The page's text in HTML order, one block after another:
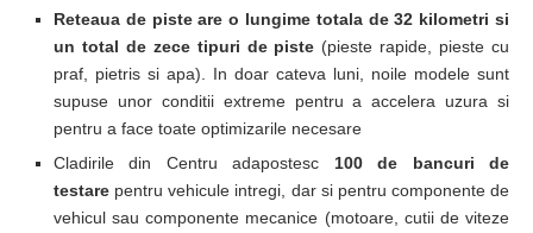
Reteaua de piste are o lungime totala de 32 kilometri si
un total de zece tipuri de piste (pieste rapide, pieste cu
praf, pietris si apa). In doar cateva luni, noile modele sunt
supuse unor conditii extreme pentru a accelera uzura si
pentru a face toate optimizarile necesare
Cladirile din Centru adapostesc 100 de bancuri de
testare pentru vehicule intregi, dar si pentru componente de
vehicul sau componente mecanice (motoare, cutii de viteze